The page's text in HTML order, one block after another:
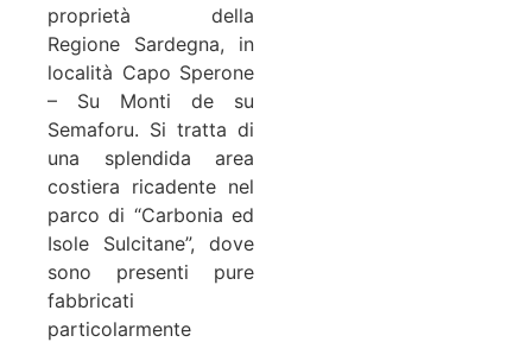
proprietà della
Regione Sardegna, in
località Capo Sperone
– Su Monti de su
Semaforu. Si tratta di
una splendida area
costiera ricadente nel
parco di “Carbonia ed
Isole Sulcitane”, dove
sono presenti pure
fabbricati
particolarmente